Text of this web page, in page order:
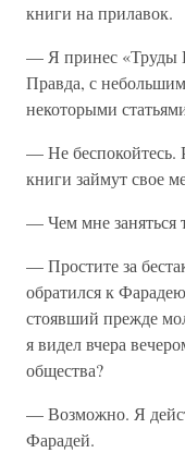
книги на прилавок.
— Я принес «Труды
Правда, с
некоторыми
— Не беспокойтесь.
книги займут свое
— Чем мне заняться
— Простите за
обратился к
стоявший прежде
я видел вчера
общества?
— Возможно. Я
Фарадей.